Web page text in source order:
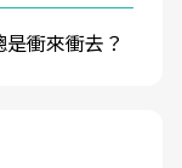
衝來衝去？